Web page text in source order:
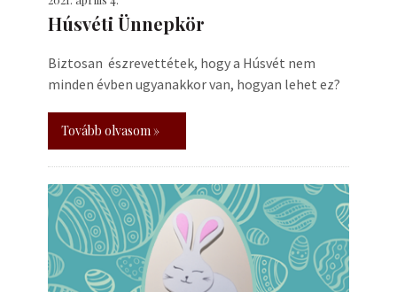
Húsvéti Ünnepkör
Biztosan észrevettétek, hogy a Húsvét nem
minden évben ugyanakkor van, hogyan lehet ez?
Tovább olvasom »